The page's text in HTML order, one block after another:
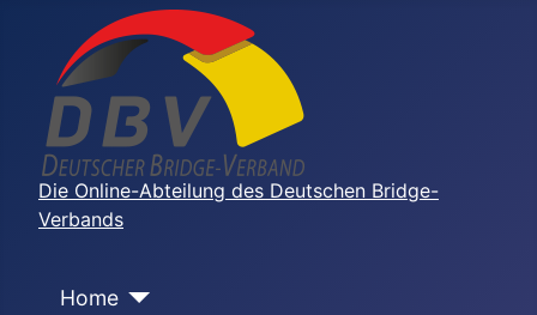
Die Online-Abteilung des Deutschen Bridge-
Verbands
Home